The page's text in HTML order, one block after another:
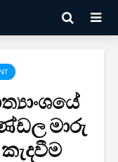
මාරු